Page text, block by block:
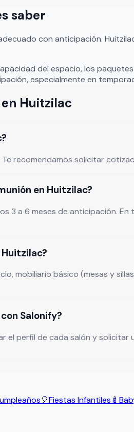
saber
con anticipación.
del espacio, los
especialmente en
en Huitzilac
recomendamos solicitar
en Huitzilac?
3 a 6 meses de anticipación.
mobiliario básico (mesas y
Salonify?
perfil de cada salón y
🎈Fiestas Infantiles 🍼